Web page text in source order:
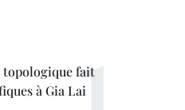
topologique fait
à Gia Lai